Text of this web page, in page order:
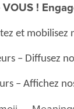
!
et mobilisez
– Diffusez
– Affichez